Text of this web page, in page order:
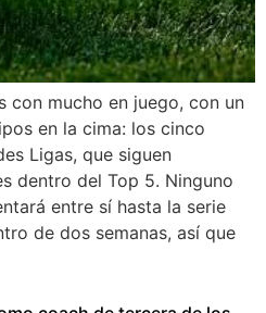
con mucho en juego, con un
en la cima: los cinco
Ligas, que siguen
dentro del Top 5. Ninguno
entre sí hasta la serie
de dos semanas, así que